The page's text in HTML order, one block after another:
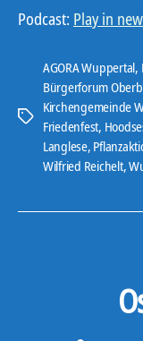
d
P
Podcast: Play in
Schlagwörter
AGORA Wuppertal,
Bürgerforum
Kirchengemeinde
Friedenfest,
Langlese,
Wilfried Reichelt,